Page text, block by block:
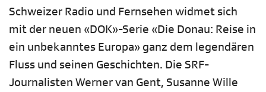
Schweizer Radio und Fernsehen widmet sich
mit der neuen «DOK»-Serie «Die Donau: Reise in
ein unbekanntes Europa» ganz dem legendären
Fluss und seinen Geschichten. Die SRF-
Journalisten Werner van Gent, Susanne Wille